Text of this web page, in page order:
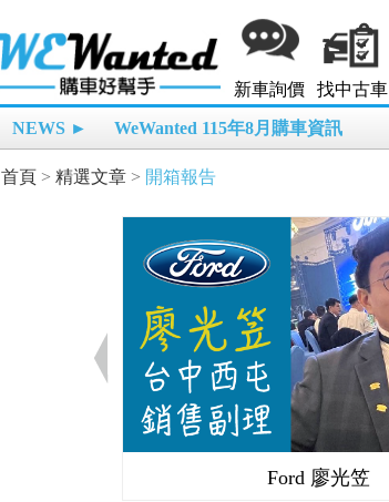
新車詢價 找中古車
NEWS ► WeWanted 115年8月購車資訊
首頁 > 精選文章 > 開箱報告
Ford 廖光笠